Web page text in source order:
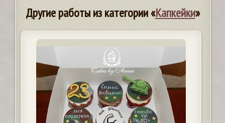
Другие работы из категории «Капкейки»